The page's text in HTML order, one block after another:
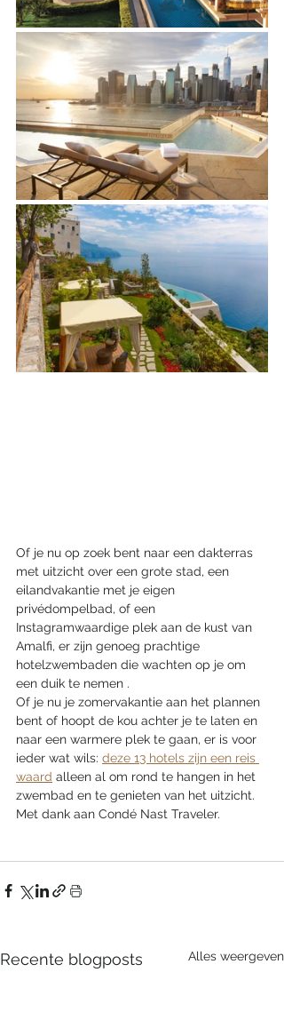
Of je nu op zoek bent naar een dakterras
met uitzicht over een grote stad, een
eilandvakantie met je eigen
privédompelbad, of een
Instagramwaardige plek aan de kust van
Amalfi, er zijn genoeg prachtige
hotelzwembaden die wachten op je om
een duik te nemen .
Of je nu je zomervakantie aan het plannen
bent of hoopt de kou achter je te laten en
naar een warmere plek te gaan, er is voor
ieder wat wils: deze 13 hotels zijn een reis
waard alleen al om rond te hangen in het
zwembad en te genieten van het uitzicht.
Met dank aan Condé Nast Traveler.
Recente blogposts Alles weergeven